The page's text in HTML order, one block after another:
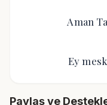
Aman
Ey
Paylaş ve